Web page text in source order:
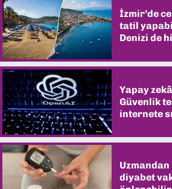
İzmir’de
tatil
Denizi de
Yapay
Güvenlik
internete
diyabet